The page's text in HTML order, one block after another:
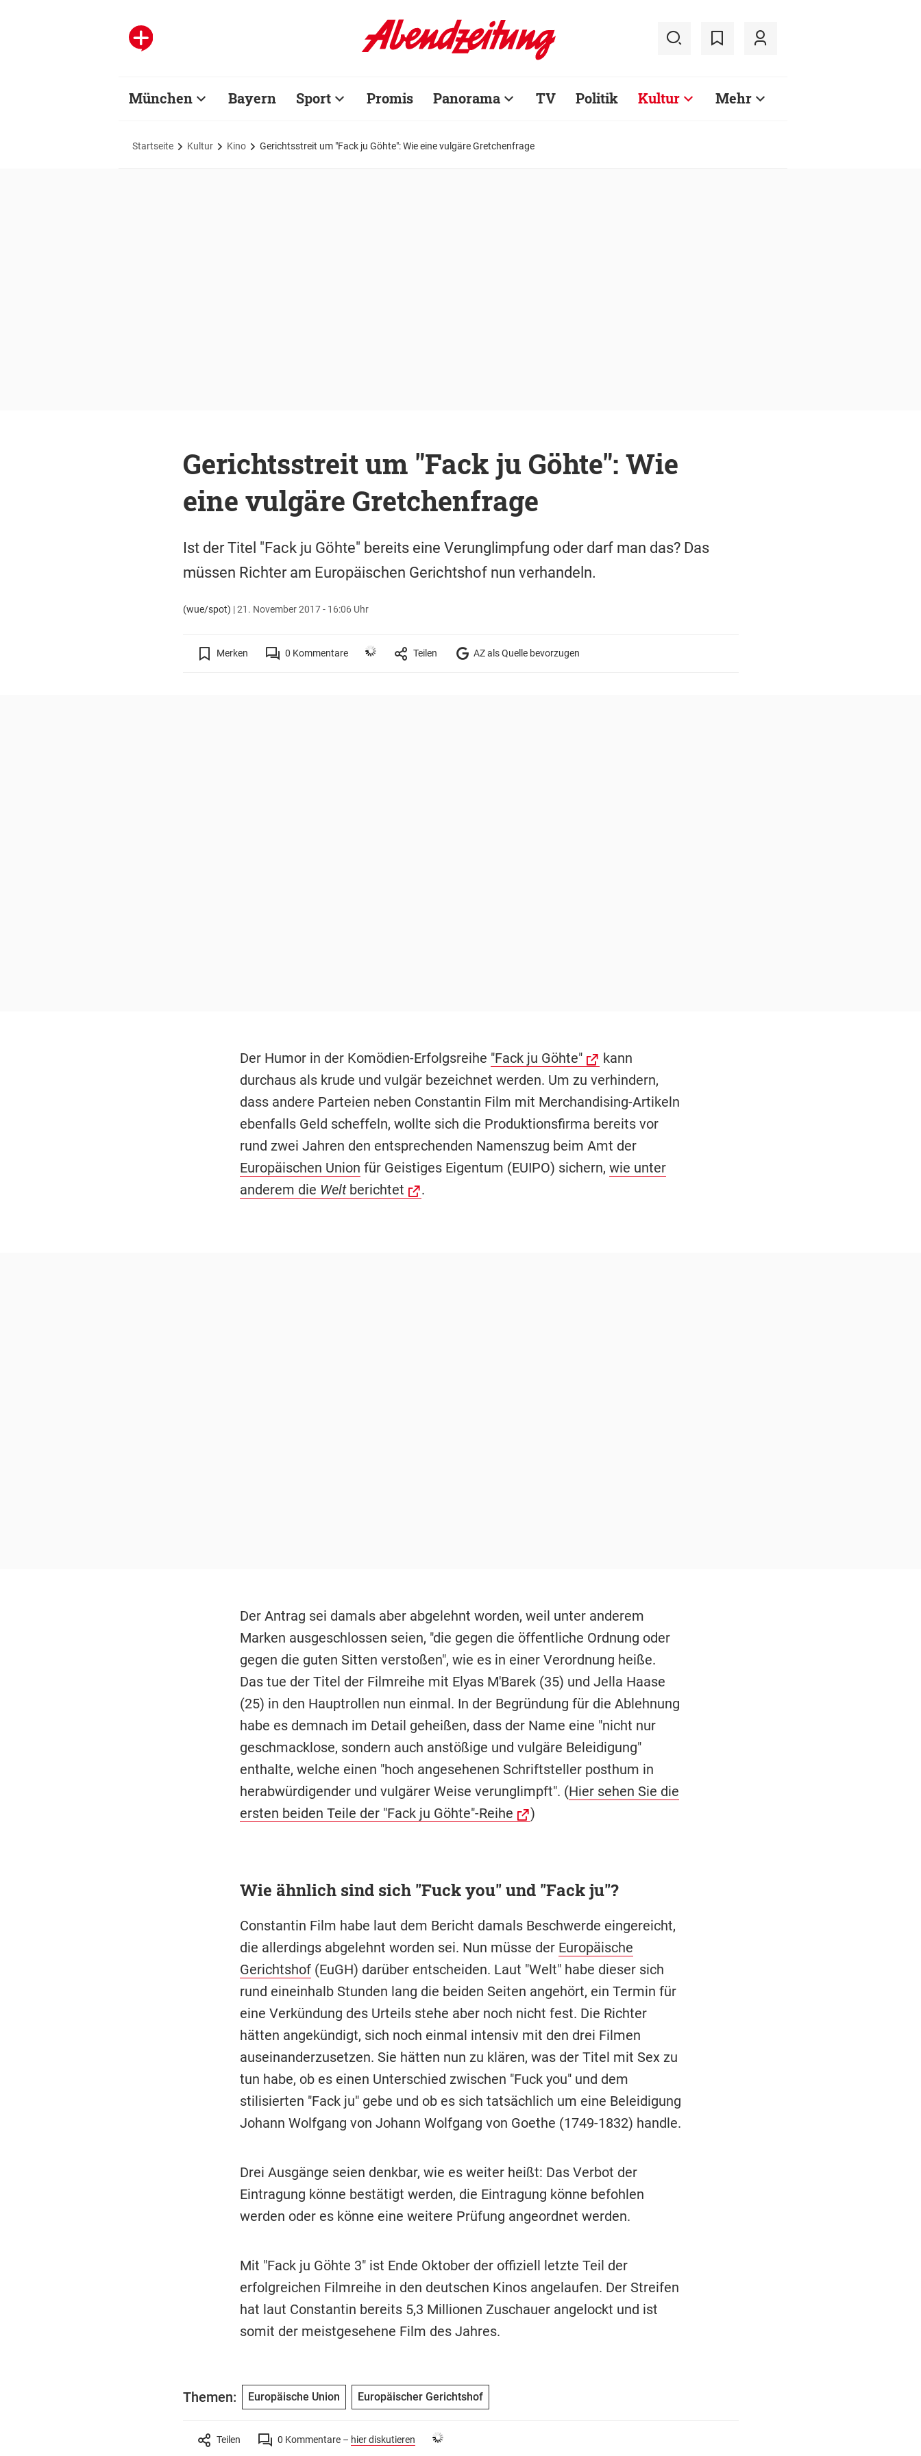
München Bayern Sport Promis Panorama TV Politik Kultur Mehr
Startseite Kultur Kino Gerichtsstreit um "Fack ju Göhte": Wie eine vulgäre Gretchenfrage
Gerichtsstreit um "Fack ju Göhte": Wie
eine vulgäre Gretchenfrage
Ist der Titel "Fack ju Göhte" bereits eine Verunglimpfung oder darf man das? Das
müssen Richter am Europäischen Gerichtshof nun verhandeln.
(wue/spot) |21. November 2017 - 16:06 Uhr
Merken 0 Kommentare Teilen AZ als Quelle bevorzugen
Der Humor in der Komödien-Erfolgsreihe "Fack ju Göhte"
kann
durchaus als krude und vulgär bezeichnet werden. Um zu verhindern,
dass andere Parteien neben Constantin Film mit Merchandising-Artikeln
ebenfalls Geld scheffeln, wollte sich die Produktionsfirma bereits vor
rund zwei Jahren den entsprechenden Namenszug beim Amt der
Europäischen Union für Geistiges Eigentum (EUIPO) sichern, wie unter
anderem die Weltberichtet .
Der Antrag sei damals aber abgelehnt worden, weil unter anderem
Marken ausgeschlossen seien, "die gegen die öffentliche Ordnung oder
gegen die guten Sitten verstoßen", wie es in einer Verordnung heiße.
Das tue der Titel der Filmreihe mit Elyas M'Barek (35) und Jella Haase
(25) in den Hauptrollen nun einmal. In der Begründung für die Ablehnung
habe es demnach im Detail geheißen, dass der Name eine "nicht nur
geschmacklose, sondern auch anstößige und vulgäre Beleidigung"
enthalte, welche einen "hoch angesehenen Schriftsteller posthum in
herabwürdigender und vulgärer Weise verunglimpft". (Hier sehen Sie die
ersten beiden Teile der "Fack ju Göhte"-Reihe
)
Wie ähnlich sind sich "Fuck you" und "Fack ju"?
Constantin Film habe laut dem Bericht damals Beschwerde eingereicht,
die allerdings abgelehnt worden sei. Nun müsse der Europäische
Gerichtshof(EuGH) darüber entscheiden. Laut "Welt" habe dieser sich
rund eineinhalb Stunden lang die beiden Seiten angehört, ein Termin für
eine Verkündung des Urteils stehe aber noch nicht fest. Die Richter
hätten angekündigt, sich noch einmal intensiv mit den drei Filmen
auseinanderzusetzen. Sie hätten nun zu klären, was der Titel mit Sex zu
tun habe, ob es einen Unterschied zwischen "Fuck you" und dem
stilisierten "Fack ju" gebe und ob es sich tatsächlich um eine Beleidigung
Johann Wolfgang von Johann Wolfgang von Goethe (1749-1832) handle.
Drei Ausgänge seien denkbar, wie es weiter heißt: Das Verbot der
Eintragung könne bestätigt werden, die Eintragung könne befohlen
werden oder es könne eine weitere Prüfung angeordnet werden.
Mit "Fack ju Göhte 3" ist Ende Oktober der offiziell letzte Teil der
erfolgreichen Filmreihe in den deutschen Kinos angelaufen. Der Streifen
hat laut Constantin bereits 5,3 Millionen Zuschauer angelockt und ist
somit der meistgesehene Film des Jahres.
Themen: Europäische Union Europäischer Gerichtshof
Teilen 0 Kommentare – hier diskutieren